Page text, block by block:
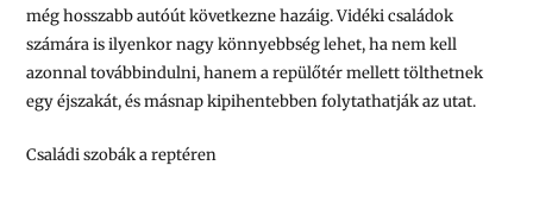
még hosszabb autóút következne hazáig. Vidéki családok
számára is ilyenkor nagy könnyebbség lehet, ha nem kell
azonnal továbbindulni, hanem a repülőtér mellett tölthetnek
egy éjszakát, és másnap kipihentebben folytathatják az utat.
Családi szobák a reptéren